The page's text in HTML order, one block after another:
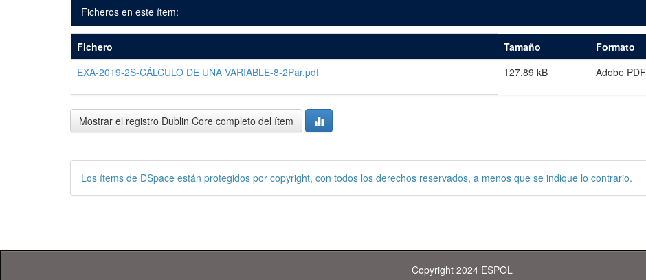
Ficheros en este ítem:
Fichero Tamaño
Formato
EXA-2019-2S-CÁLCULO DE UNA VARIABLE-8-2Par.pdf
127.89 kB Adobe PDF
Mostrar el registro Dublin Core completo del ítem
Los ítems de DSpace están protegidos por copyright, con todos los derechos reservados, a menos que se indique lo contrario.
Copyright 2024 ESPOL